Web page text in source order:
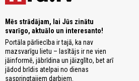
Mēs strādājam, lai Jūs zinātu
svarīgo, aktuālo un interesanto!
Portāla pārliecība ir tajā, ka nav
mazsvarīgu lietu – lasītājs ir ne vien
jāinformē, jābrīdina un jāizglīto, bet arī
jādod brīdis atelpai no dienas
saspringtajiem darbiem.